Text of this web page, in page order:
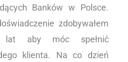
Banków w Polsce.
zdobywałem
lat aby móc spełnić
klienta. Na co dzień